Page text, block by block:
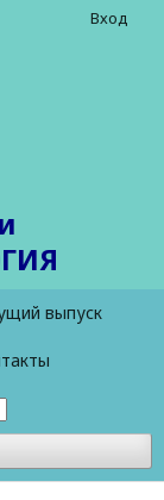
выпуск
Вход